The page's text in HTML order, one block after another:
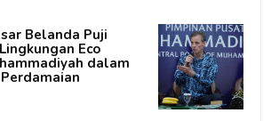
Belanda Puji
Eco
dalam